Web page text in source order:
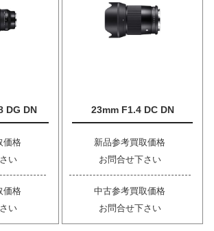
DG DN
価格
い
価格
い
23mm F1.4 DC DN
新品参考買取価格
お問合せ下さい
中古参考買取価格
お問合せ下さい